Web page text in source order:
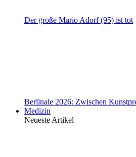
Der große Mario Adorf (95) ist tot
Berlinale 2026: Zwischen
Medizin
Neueste Artikel